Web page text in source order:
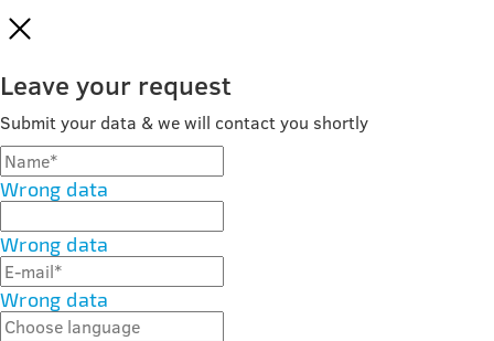
Leave your request
Submit your data & we will contact you shortly
Wrong data
Wrong data
Wrong data